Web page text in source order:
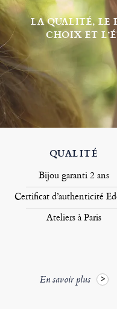
LA QUALITÉ, LE
CHOIX ET
QUALITÉ
Bijou garanti 2 ans
Certificat d’authenticité
Ateliers à Paris
En savoir plus